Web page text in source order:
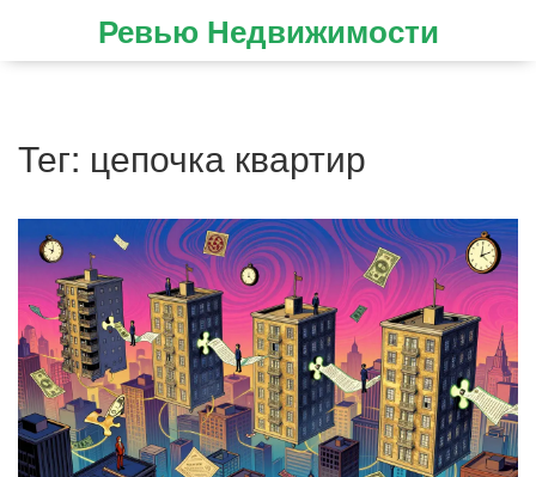
Ревью Недвижимости
Тег: цепочка квартир